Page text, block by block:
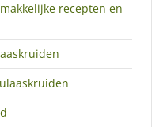
recepten en